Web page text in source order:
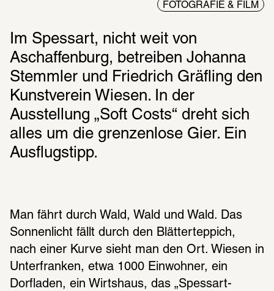
FOTOGRAFIE & FILM
Im Spessart, nicht weit von
Aschaffenburg, betreiben Johanna
Stemmler und Friedrich Gräfling den
Kunstverein Wiesen. In der
Ausstellung „Soft Costs“ dreht sich
alles um die grenzenlose Gier. Ein
Ausflugstipp.
Man fährt durch Wald, Wald und Wald. Das
Sonnenlicht fällt durch den Blätterteppich,
nach einer Kurve sieht man den Ort. Wiesen in
Unterfranken, etwa 1000 Einwohner, ein
Dorfladen, ein Wirtshaus, das „Spessart-